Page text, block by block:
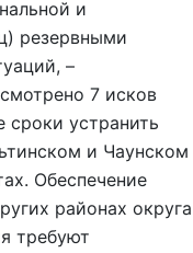
и
резервными
–
7 исков
устранить
и Чаунском
Обеспечение
районах округа
требуют